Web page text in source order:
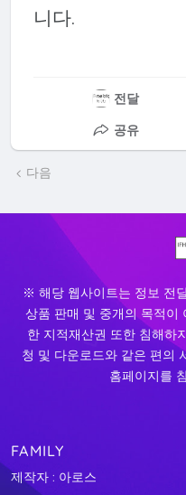
니다.
전달
공유
다음
※ 해당 웹사이트는 정보 전
상품 판매 및 중개의 목적이
한 지적재산권 또한 침해하
청 및 다운로드와 같은 편의
홈페이지를
FAMILY
제작자 : 아로스